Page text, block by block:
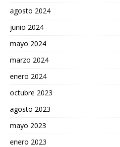
agosto 2024
junio 2024
mayo 2024
marzo 2024
enero 2024
octubre 2023
agosto 2023
mayo 2023
enero 2023